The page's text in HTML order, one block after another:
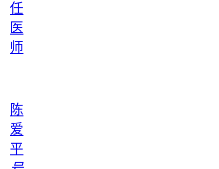
任
医
师
陈
爱
平